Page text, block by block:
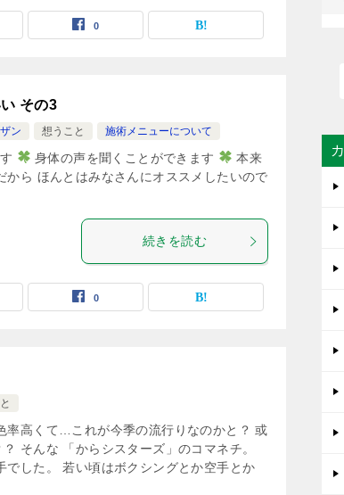
0
その3
ン 想うこと 施術メニューについて
身体の声を聞くことができます
本来
から ほんとはみなさんにオススメしたいので
続きを読む
0
率高くて…これが今季の流行りなのかと？ 或
そんな 「からシスターズ」のコマネチ。
でした。 若い頃はボクシングとか空手とか